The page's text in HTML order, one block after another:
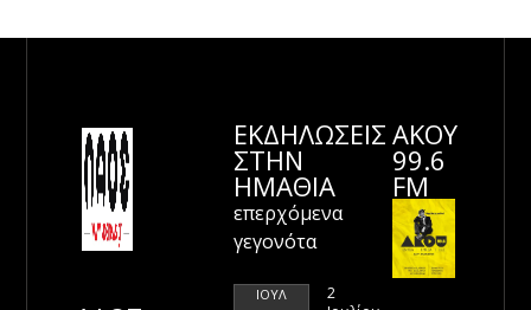
ΕΚΔΗΛΩΣΕΙΣ
ΣΤΗΝ
ΗΜΑΘΊΑ
επερχόμενα
γεγονότα
ΙΟΎΛ
2
ΑΚΟΥ
99.6
FM